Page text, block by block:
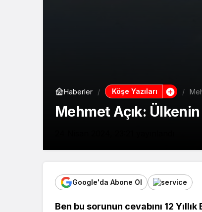
Haberler Köşe Yazıları
Mehmet Açık:
Google'da Abone Ol
Ben bu sorunun cevabını 12